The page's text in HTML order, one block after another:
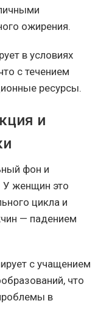
ожирения.
в условиях
с течением
ресурсы.
и
фон и
У женщин это
цикла и
— падением
с учащением
что
в